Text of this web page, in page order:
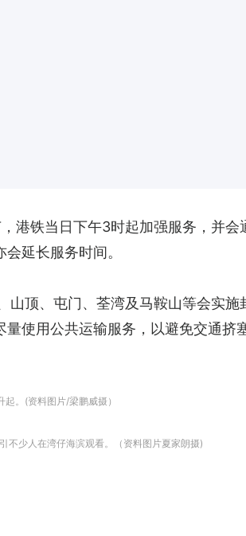
港铁当日下午3时起加强服务，并
延长服务时间。
山顶、屯门、荃湾及马鞍山等会实
使用公共运输服务，以避免交通挤
。(资料图片/梁鹏威摄）
不少人在湾仔海滨观看。（资料图片夏家朗摄)